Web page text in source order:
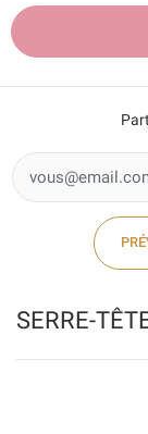
SERRE-